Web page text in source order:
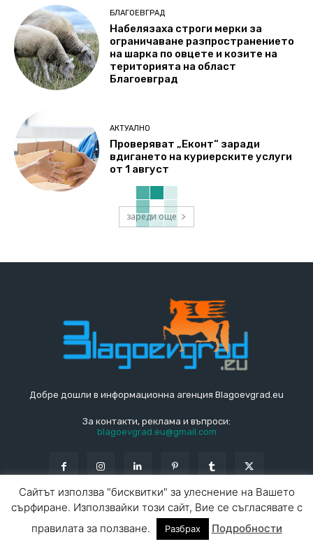
БЛАГОЕВГРАД
Набелязаха строги мерки за
ограничаване разпространението
на шарка по овцете и козите на
територията на област
Благоевград
АКТУАЛНО
Проверяват „Еконт“ заради
вдигането на куриерските услуги
от 1 август
зареди още
Добре дошли в информационна агенция Blagoevgrad.eu
За контакти, реклама и въпроси:
blagoevgrad.eu@gmail.com
© Blagoevgrad.EU 2010 - 2026 Общи условия |
СПРАВОЧНИК
Сайтът използва "бисквитки" за улеснение на Вашето
сърфиране. Използвайки този сайт, Вие се съгласявате с
правилата за ползване.
Разбрах Подробности